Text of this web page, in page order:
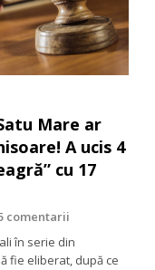
Mare ar
A ucis 4
cu 17
comentarii
în serie din
fie eliberat, după ce